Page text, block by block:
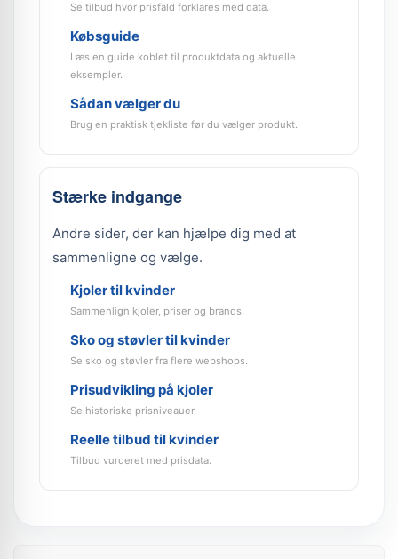
Se tilbud hvor prisfald forklares med data.
Købsguide
Læs en guide koblet til produktdata og aktuelle
eksempler.
Sådan vælger du
Brug en praktisk tjekliste før du vælger produkt.
Stærke indgange
Andre sider, der kan hjælpe dig med at
sammenligne og vælge.
Kjoler til kvinder
Sammenlign kjoler, priser og brands.
Sko og støvler til kvinder
Se sko og støvler fra flere webshops.
Prisudvikling på kjoler
Se historiske prisniveauer.
Reelle tilbud til kvinder
Tilbud vurderet med prisdata.